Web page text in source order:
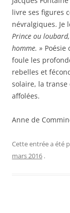
livre ses figures
névralgiques. Je
Prince ou
homme. » Poésie
foule les
rebelles et
solaire, la transe
affolées.
Anne de
Cette entrée a été
mars 2016 .